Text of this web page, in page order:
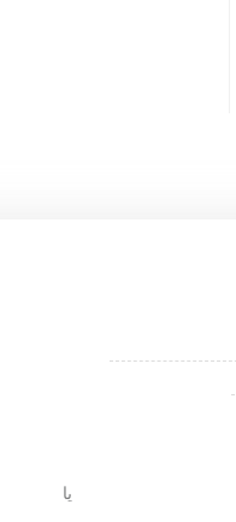
یا